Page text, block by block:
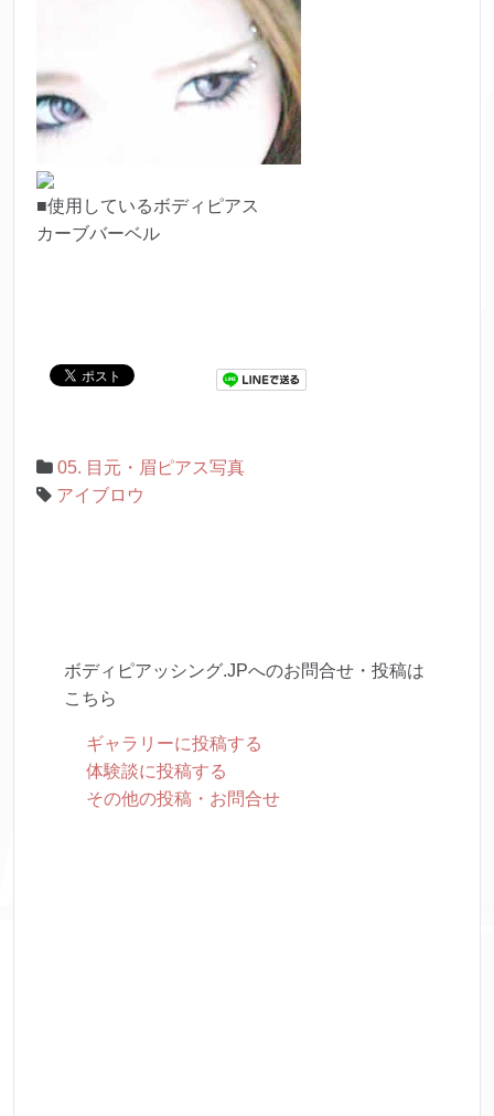
■使用しているボディピアス
カーブバーベル
05. 目元・眉ピアス写真
アイブロウ
ボディピアッシング.JPへのお問合せ・投稿は
こちら
ギャラリーに投稿する
体験談に投稿する
その他の投稿・お問合せ